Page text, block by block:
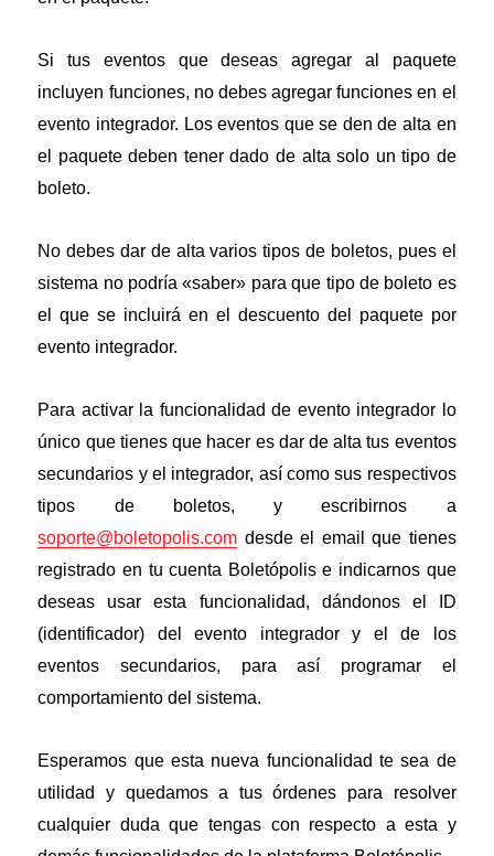
Si tus eventos que deseas agregar al paquete
incluyen funciones, no debes agregar funciones en el
evento integrador. Los eventos que se den de alta en
el paquete deben tener dado de alta solo un tipo de
boleto.
No debes dar de alta varios tipos de boletos, pues el
sistema no podría «saber» para que tipo de boleto es
el que se incluirá en el descuento del paquete por
evento integrador.
Para activar la funcionalidad de evento integrador lo
único que tienes que hacer es dar de alta tus eventos
secundarios y el integrador, así como sus respectivos
tipos de boletos, y escribirnos a
soporte@boletopolis.com desde el email que tienes
registrado en tu cuenta Boletópolis e indicarnos que
deseas usar esta funcionalidad, dándonos el ID
(identificador) del evento integradory el de los
eventos secundarios, para así programar el
comportamiento del sistema.
Esperamos que esta nueva funcionalidad te sea de
utilidad y quedamos a tus órdenes para resolver
cualquier duda que tengas con respecto a esta y